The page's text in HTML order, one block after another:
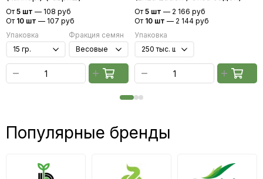
От 5 шт — 108 руб
От 10 шт — 107 руб
Упаковка
Фракция семян
От 5 шт — 2 166 руб
От 10 шт — 2 144 руб
Упаковка
Популярные бренды